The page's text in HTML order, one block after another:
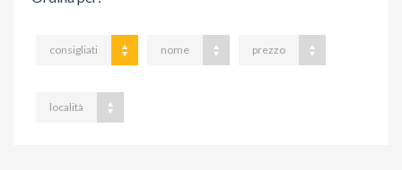
consigliati nome prezzo
località